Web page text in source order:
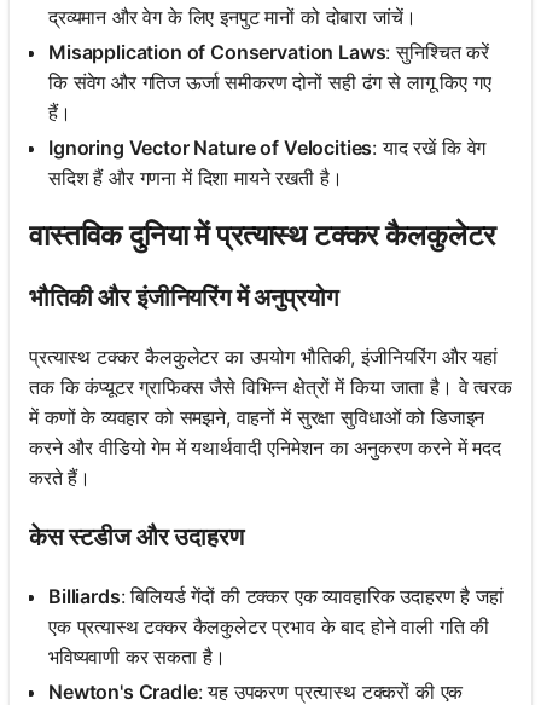
द्रव्यमान और वेग के लिए इनपुट मानों को दोबारा जांचें।
Misapplication of Conservation Laws: सुनिश्चित करें
कि संवेग और गतिज ऊर्जा समीकरण दोनों सही ढंग से लागू किए गए
हैं।
Ignoring Vector Nature of Velocities: याद रखें कि वेग
सदिश हैं और गणना में दिशा मायने रखती है।
वास्तविक दुनिया में प्रत्यास्थ टक्कर कैलकुलेटर
भौतिकी और इंजीनियरिंग में अनुप्रयोग
प्रत्यास्थ टक्कर कैलकुलेटर का उपयोग भौतिकी, इंजीनियरिंग और यहां
तक कि कंप्यूटर ग्राफिक्स जैसे विभिन्न क्षेत्रों में किया जाता है। वे त्वरक
में कणों के व्यवहार को समझने, वाहनों में सुरक्षा सुविधाओं को डिजाइन
करने और वीडियो गेम में यथार्थवादी एनिमेशन का अनुकरण करने में मदद
करते हैं।
केस स्टडीज और उदाहरण
Billiards: बिलियर्ड गेंदों की टक्कर एक व्यावहारिक उदाहरण है जहां
एक प्रत्यास्थ टक्कर कैलकुलेटर प्रभाव के बाद होने वाली गति की
भविष्यवाणी कर सकता है।
Newton's Cradle: यह उपकरण प्रत्यास्थ टक्करों की एक